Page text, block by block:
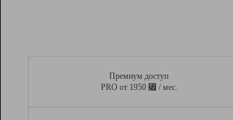
Премиум доступ
PRO от 1950 ⃏ / мес.